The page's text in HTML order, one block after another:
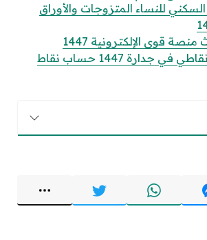
للنساء المتزوجات والأوراق
قوى الإلكترونية 1447
كيف احسب نقاطي في جدارة 1447 حساب نقاط